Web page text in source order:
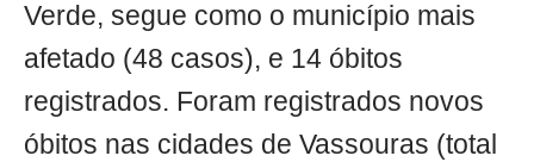
Verde, segue como o município mais
afetado (48 casos), e 14 óbitos
registrados. Foram registrados novos
óbitos nas cidades de Vassouras (total